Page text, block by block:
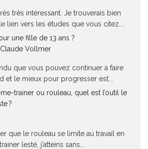
très intéressant. Je trouverais bien
lien vers les études que vous citez....
une fille de 13 ans ?
Vollmer
que vous pouvez continuer à faire
et le mieux pour progresser est...
trainer ou rouleau, quel est l’outil le
?
que le rouleau se limite au travail en
lesté, j’atteins sans...